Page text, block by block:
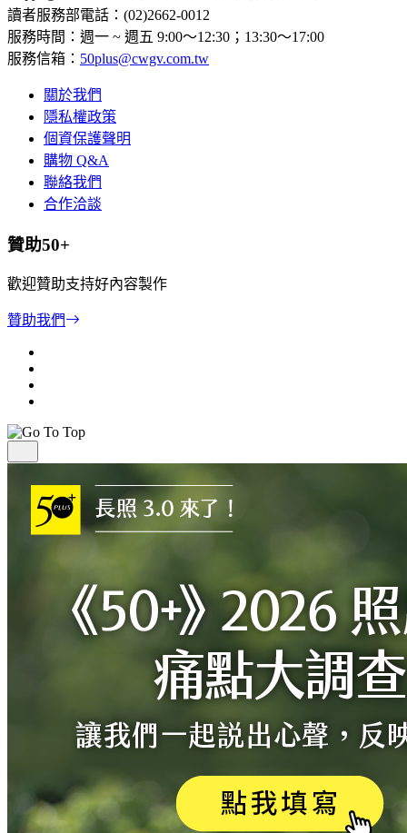
讀者服務部電話：(02)2662-0012
服務時間：週一 ~ 週五 9:00～12:30；13:30～17:00
服務信箱： 50plus@cwgv.com.tw
關於我們
隱私權政策
個資保護聲明
購物 Q&A
聯絡我們
合作洽談
贊助50+
歡迎贊助支持好內容製作
贊助我們